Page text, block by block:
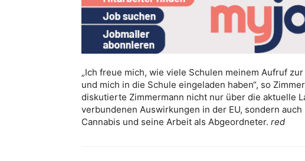
„Ich freue mich, wie viele Schulen meinem Aufruf
und mich in die Schule eingeladen haben“, so
diskutierte Zimmermann nicht nur über die aktuelle
verbundenen Auswirkungen in der EU, sondern
Cannabis und seine Arbeit als Abgeordneter. red